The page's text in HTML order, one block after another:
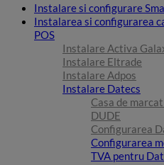
Instalare si configurare
Instalarea si configurarea
POS
Instalare Activa
Instalare Eltrade
Instalare Adpos
Instalare Datecs
Casa de
DUDE
Configurarea
Configurarea
TVA pentru